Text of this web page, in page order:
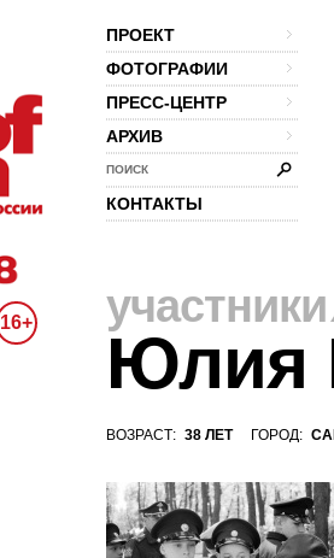
ПРОЕКТ
ФОТОГРАФИИ
ПРЕСС-ЦЕНТР
АРХИВ
ПОИСК
КОНТАКТЫ
16+ участники
Юлия
ВОЗРАСТ: 38 ЛЕТ ГОРОД: